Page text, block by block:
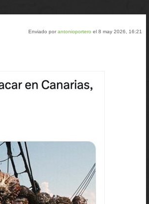
Enviado porantonioportero el 8 may 2026, 16:21